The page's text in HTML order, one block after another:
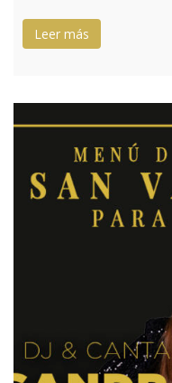
Leer más